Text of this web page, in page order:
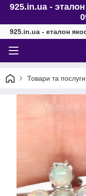
925.in.ua -
925.in.ua - еталон
Товари та послуги